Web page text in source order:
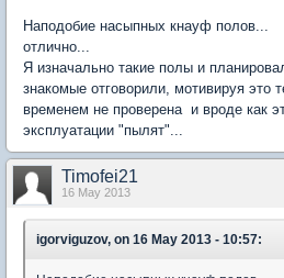
Наподобие насыпных кнауф полов...
отлично...
Я изначально такие полы и
знакомые отговорили, мотивируя это
временем не проверена и вроде как
эксплуатации "пылят"...
Timofei21
16 May 2013
igorviguzov, on 16 May 2013 - 10:57: